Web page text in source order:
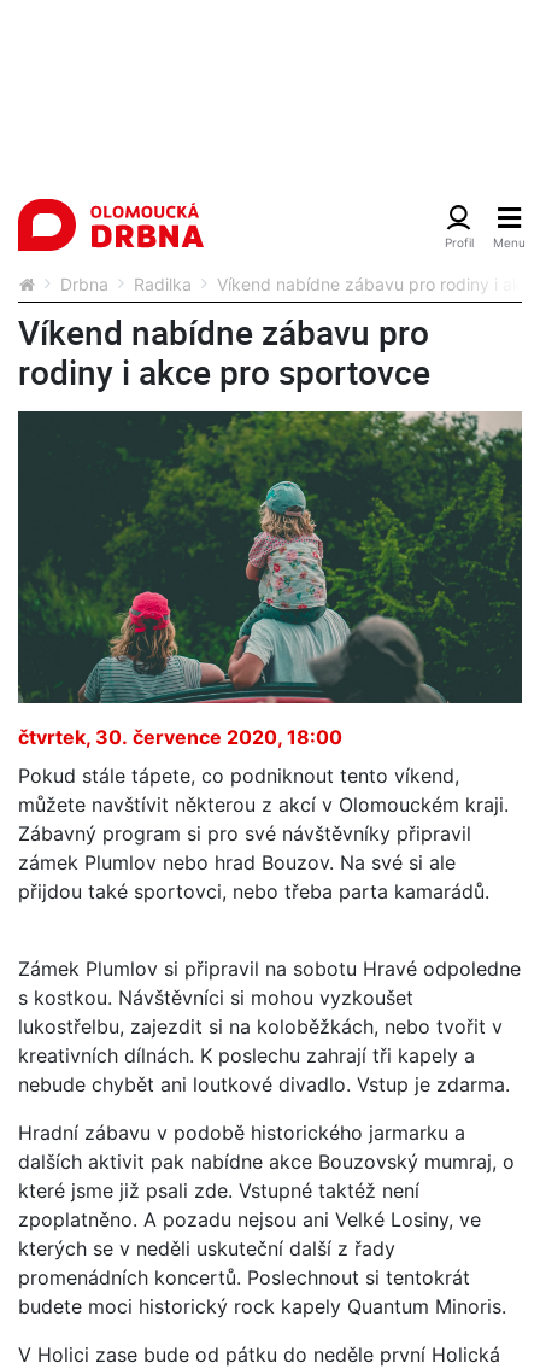
Drbna Radilka Víkend nabídne zábavu pro rodiny i
Víkend nabídne zábavu pro
rodiny i akce pro sportovce
čtvrtek, 30. července 2020, 18:00
Pokud stále tápete, co podniknout tento víkend,
můžete navštívit některou z akcí v Olomouckém kraji.
Zábavný program si pro své návštěvníky připravil
zámek Plumlov nebo hrad Bouzov. Na své si ale
přijdou také sportovci, nebo třeba parta kamarádů.
Zámek Plumlov si připravil na sobotu Hravé odpoledne
s kostkou. Návštěvníci si mohou vyzkoušet
lukostřelbu, zajezdit si na koloběžkách, nebo tvořit v
kreativních dílnách. K poslechu zahrají tři kapely a
nebude chybět ani loutkové divadlo. Vstup je zdarma.
Hradní zábavu v podobě historického jarmarku a
dalších aktivit pak nabídne akce Bouzovský mumraj, o
které jsme již psali zde. Vstupné taktéž není
zpoplatněno. A pozadu nejsou ani Velké Losiny, ve
kterých se v neděli uskuteční další z řady
promenádních koncertů. Poslechnout si tentokrát
budete moci historický rock kapely Quantum Minoris.
V Holici zase bude od pátku do neděle první Holická